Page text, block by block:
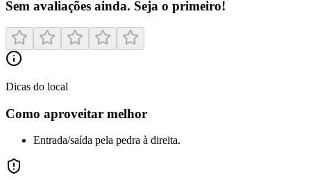
Sem avaliações ainda. Seja o primeiro!
Dicas do local
Como aproveitar melhor
Entrada/saída pela pedra à direita.